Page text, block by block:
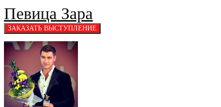
Певица Зара